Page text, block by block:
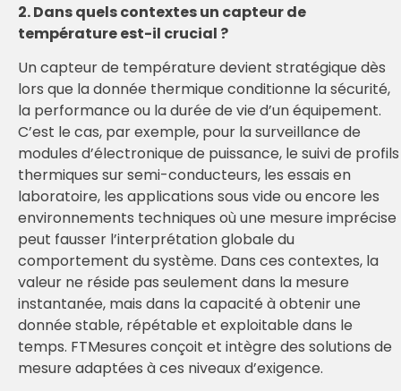
2. Dans quels contextes un capteur de
température est-il crucial ?
Un capteur de température devient stratégique dès
lors que la donnée thermique conditionne la sécurité,
la performance ou la durée de vie d’un équipement.
C’est le cas, par exemple, pour la surveillance de
modules d’électronique de puissance, le suivi de profils
thermiques sur semi-conducteurs, les essais en
laboratoire, les applications sous vide ou encore les
environnements techniques où une mesure imprécise
peut fausser l’interprétation globale du
comportement du système. Dans ces contextes, la
valeur ne réside pas seulement dans la mesure
instantanée, mais dans la capacité à obtenir une
donnée stable, répétable et exploitable dans le
temps. FTMesures conçoit et intègre des solutions de
mesure adaptées à ces niveaux d’exigence.